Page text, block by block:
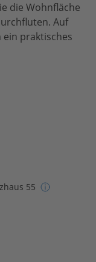
die Wohnfläche
Auf
ein praktisches
55